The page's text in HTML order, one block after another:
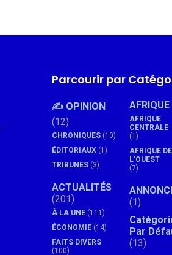
Parcourir par
✍️ OPINION
(12)
CHRONIQUES (10)
ÉDITORIAUX (1)
TRIBUNES (3)
ACTUALITÉS
(201)
À LA UNE (111)
ÉCONOMIE (14)
FAITS DIVERS
(100)
AFRIQUE
AFRIQUE
CENTRALE
(1)
AFRIQUE DE
L'OUEST
(7)
(1)
Par
(13)